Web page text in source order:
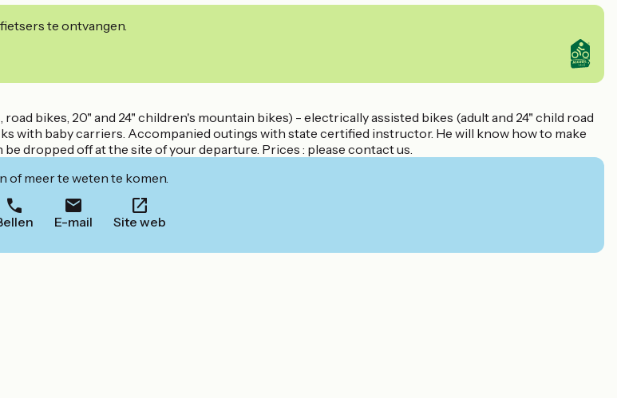
te ontvangen.
bikes, 20" and 24" children's mountain bikes) - electrically assisted bikes (adult and 24" child road
with baby carriers. Accompanied outings with state certified instructor. He will know how to make
dropped off at the site of your departure. Prices : please contact us.
of meer te weten te komen.
E-mail Site web